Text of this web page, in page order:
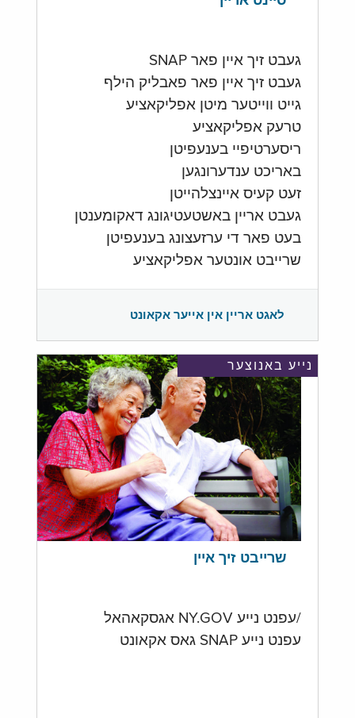
געבט זיך איין פאר SNAP
געבט זיך איין פאר פאבליק הילף
גייט ווייטער מיטן אפליקאציע
טרעק אפליקאציע
ריסערטיפיי בענעפיטן
באריכט ענדערונגען
זעט קעיס איינצלהייטן
געבט אריין באשטעטיגונג דאקומענטן
בעט פאר די ערזעצונג בענעפיטן
שרייבט אונטער אפליקאציע
לאגט אריין אין אייער אקאונט
נייע באנוצער
שרייבט זיך איין
/עפנט נייע NY.GOV אגסקאהאל
עפנט נייע SNAP גאס אקאונט